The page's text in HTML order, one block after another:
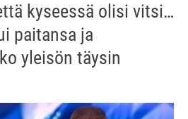
kyseessä olisi vitsi…
paitansa ja
yleisön täysin